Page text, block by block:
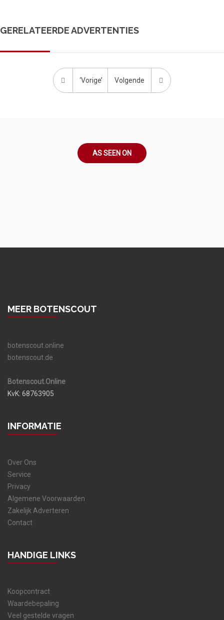
GERELATEERDE ADVERTENTIES
‘Vorige’ Volgende
AS SEEN ON
MEER BOTENSCOUT
botenscout.online
botenscout.de
Botenscout.Online
KvK: 68763905
INFORMATIE
Over Ons
Service
Privacy
Algemene Voorwaarden
Zakelijk Adverteren
Contact
HANDIGE LINKS
Koopcontract
Waardebepaling
Veel gestelde vragen